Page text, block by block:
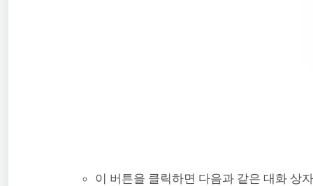
이 버튼을 클릭하면 다음과 같은 대화 상